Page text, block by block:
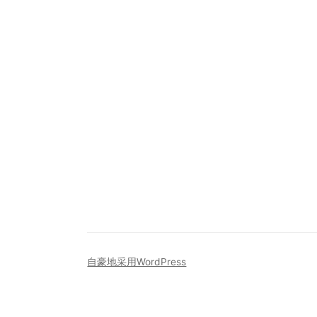
自豪地采用WordPress